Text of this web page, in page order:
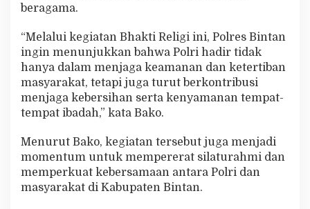
beragama.
“Melalui kegiatan Bhakti Religi ini, Polres Bintan
ingin menunjukkan bahwa Polri hadir tidak
hanya dalam menjaga keamanan dan ketertiban
masyarakat, tetapi juga turut berkontribusi
menjaga kebersihan serta kenyamanan tempat-
tempat ibadah,” kata Bako.
Menurut Bako, kegiatan tersebut juga menjadi
momentum untuk mempererat silaturahmi dan
memperkuat kebersamaan antara Polri dan
masyarakat di Kabupaten Bintan.